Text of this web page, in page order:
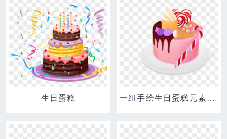
生日蛋糕 一组手绘生日蛋糕元素合集之糖果蛋糕素材